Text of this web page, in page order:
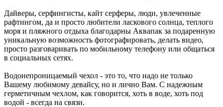
Дайверы, серфингисты, кайт серферы, люди, увлеченные
рафтингом, да и просто любители ласкового солнца, теплого
моря и пляжного отдыха благодарны Аквапак за подаренную
уникальную возможность фотографировать, делать видео,
просто разговаривать по мобильному телефону или общаться
в социальных сетях.
Водонепроницаемый чехол - это то, что надо не только
Вашему любимому девайсу, но и лично Вам. С надежным
герметичным чехлом, как говорится, хоть в воде, хоть под
водой - всегда на связи.